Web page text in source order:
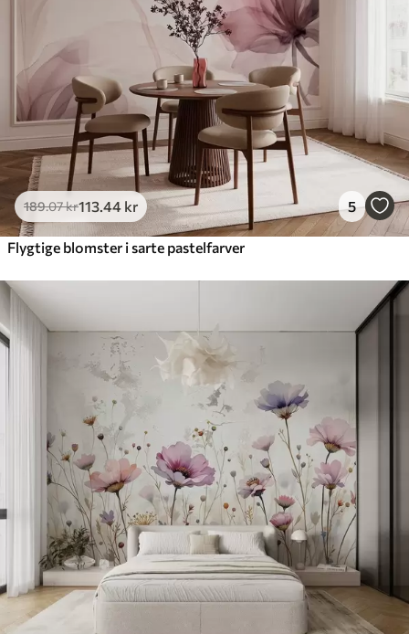
Premium vinyl
516 .67310
Peel and Stick
666.67 400.00kr /m²
189.07kr113 .44 kr 5
Flygtige blomster i sarte pastelfarver